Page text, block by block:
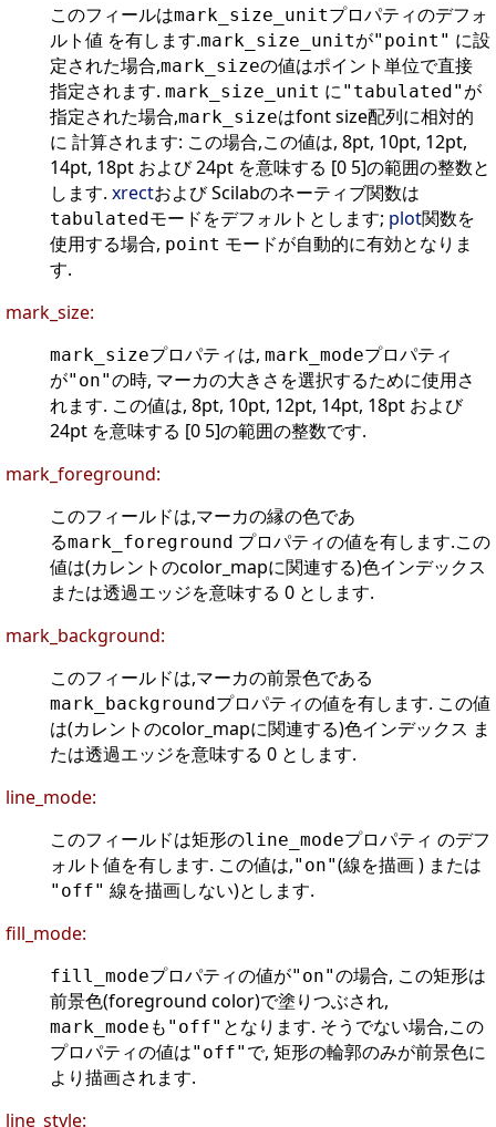
このフィールはmark_size_unitプロパティのデフォ
ルト値 を有します.mark_size_unitが"point" に設
定された場合,mark_sizeの値はポイント単位で直接
指定されます. mark_size_unit に"tabulated" が
指定された場合,mark_sizeはfont size配列に相対的
に 計算されます: この場合,この値は, 8pt, 10pt, 12pt,
14pt, 18pt および 24pt を意味する [0 5]の範囲の整数と
します. xrectおよび Scilabのネーティブ関数は
tabulatedモードをデフォルトとします; plot関数を
使用する場合, point モードが自動的に有効となりま
す.
mark_size:
mark_sizeプロパティは, mark_modeプロパティ
が"on"の時, マーカの大きさを選択するために使用さ
れます. この値は, 8pt, 10pt, 12pt, 14pt, 18pt および
24pt を意味する [0 5]の範囲の整数です.
mark_foreground:
このフィールドは,マーカの縁の色であ
るmark_foreground プロパティの値を有します.この
値は(カレントのcolor_mapに関連する)色インデックス
または透過エッジを意味する 0 とします.
mark_background:
このフィールドは,マーカの前景色である
mark_backgroundプロパティの値を有します. この値
は(カレントのcolor_mapに関連する)色インデックス ま
たは透過エッジを意味する 0 とします.
line_mode:
このフィールドは矩形のline_modeプロパティ のデフ
ォルト値を有します. この値は,"on"(線を描画 ) または
"off" 線を描画しない)とします.
fill_mode:
fill_modeプロパティの値が"on"の場合, この矩形は
前景色(foreground color)で塗りつぶされ,
mark_mode も "off" となります. そうでない場合,この
プロパティの値は"off" で, 矩形の輪郭のみが前景色に
より描画されます.
line_style: